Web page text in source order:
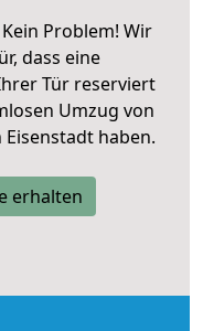
Problem! Wir
dass eine
Tür reserviert
Umzug von
haben.
erhalten